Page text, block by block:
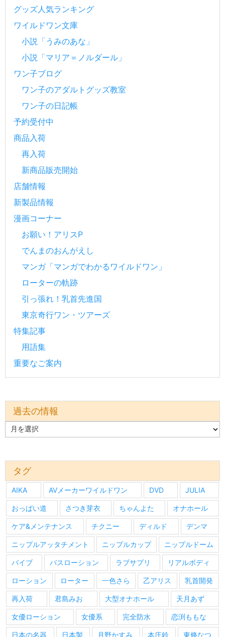
グッズ人気ランキング
ワイルドワン文庫
小説「うみのあな」
小説「マリア＝ノルダール」
ワン子ブログ
ワン子のアダルトグッズ教室
ワン子の日記帳
予約受付中
商品入荷
再入荷
新商品販売開始
店舗情報
新製品情報
漫画コーナー
お願い！アリスP
でんまのおんがえし
マンガ「マンガでわかるワイルドワン」
ローターの軌跡
引っ張れ！乳首先進国
東京奇行ワン・ツアーズ
特集記事
用語集
重要なご案内
過去の情報
去
タグ
AIKA AVメーカーワイルドワン DVD JULIA
おっぱい道 さつき芽衣 ちゃんよた オナホール
ケア&メンテナンス チクニー ディルド デンマ
ニップルアッタチメント ニップルカップ ニップルドーム
バイブ バスローション ラブサプリ リアルボディ
ローション ローター 一色さら 乙アリス 乳首開発
再入荷 君島みお 大型オナホール 天月あず
女優ローション 女優系 完全防水 恋渕ももな
日本の名器 日本製 月野かすみ 本庄鈴 東條なつ